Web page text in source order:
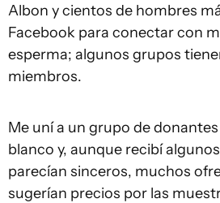
Albon y cientos de hombres
Facebook para conectar con
esperma; algunos grupos
miembros.
Me uní a un grupo de
blanco y, aunque recibí
parecían sinceros, muchos
sugerían precios por las